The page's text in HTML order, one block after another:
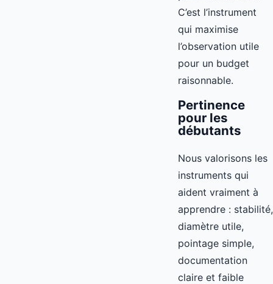
C’est l’instrument
qui maximise
l’observation utile
pour un budget
raisonnable.
Pertinence
pour les
débutants
Nous valorisons les
instruments qui
aident vraiment à
apprendre : stabilité,
diamètre utile,
pointage simple,
documentation
claire et faible